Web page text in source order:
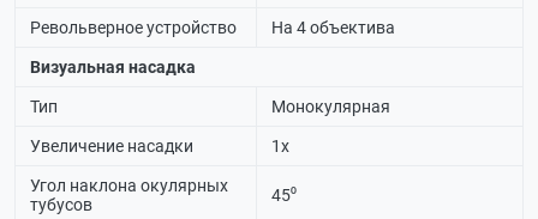
Револьверное устройство На 4 объектива
Визуальная насадка
Тип Монокулярная
Увеличение насадки 1х
Угол наклона окулярных
тубусов
45⁰